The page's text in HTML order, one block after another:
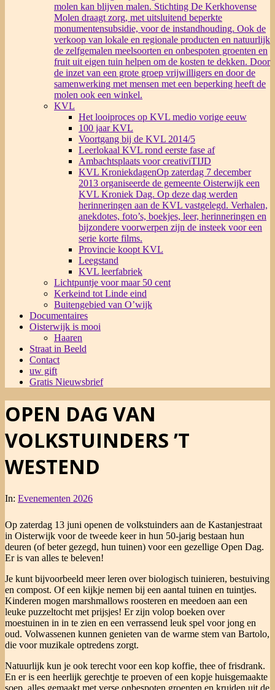
molen kan blijven malen. Stichting De Kerkhovense
Molen draagt zorg, met uitsluitend beperkte
monumentensubsidie, voor de instandhouding. Ook de
verkoop van lokale en regionale producten en natuurlijk
de zelfgemalen meelsoorten en onbespoten groenten en
fruit uit eigen tuin helpen om de kosten te dekken. Door
de inzet van een grote groep vrijwilligers en door de
samenwerking met mensen met een beperking heeft de
molen ook een winkel.
KVL
Het looiproces op KVL medio vorige eeuw
100 jaar KVL
Voortgang bij de KVL 2014/5
Leerlokaal KVL rond eerste fase af
Ambachtsplaats voor creativiTIJD
KVL KroniekdagenOp zaterdag 7 december
2013 organiseerde de gemeente Oisterwijk een
KVL Kroniek Dag. Op deze dag werden
herinneringen aan de KVL vastgelegd. Verhalen,
anekdotes, foto’s, boekjes, leer, herinneringen en
bijzondere voorwerpen zijn de insteek voor een
serie korte films.
Provincie koopt KVL
Leegstand
KVL leerfabriek
Lichtpuntje voor maar 50 cent
Kerkeind tot Linde eind
Buitengebied van O’wijk
Documentaires
Oisterwijk is mooi
Haaren
Straat in Beeld
Contact
uw gift
Gratis Nieuwsbrief
OPEN DAG VAN
VOLKSTUINDERS ’T
WESTEND
In: Evenementen 2026
Op zaterdag 13 juni openen de volkstuinders aan de Kastanjestraat
in Oisterwijk voor de tweede keer in hun 50-jarig bestaan hun
deuren (of beter gezegd, hun tuinen) voor een gezellige Open Dag.
Er is van alles te beleven!
Je kunt bijvoorbeeld meer leren over biologisch tuinieren, bestuiving
en compost. Of een kijkje nemen bij een aantal tuinen en tuintjes.
Kinderen mogen marshmallows roosteren en meedoen aan een
leuke puzzeltocht met prijsjes! Er zijn volop boeken over
moestuinen in in te zien en een verrassend leuk spel voor jong en
oud. Volwassenen kunnen genieten van de warme stem van Bartolo,
die voor muzikale optredens zorgt.
Natuurlijk kun je ook terecht voor een kop koffie, thee of frisdrank.
En er is een heerlijk gerechtje te proeven of een kopje huisgemaakte
soep, alles gemaakt met verse onbespoten groenten en kruiden uit de